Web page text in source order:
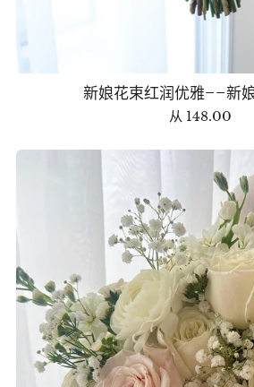
新娘花束红润优雅——新
从 148.00